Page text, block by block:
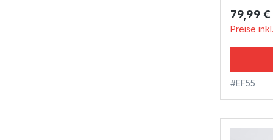
79,99 €
Preise
#EF55